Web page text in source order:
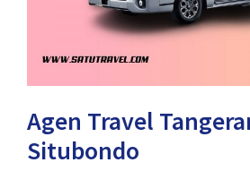
Agen Travel
Situbondo